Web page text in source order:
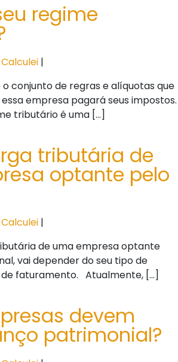
regime
|
conjunto de regras e alíquotas que
empresa pagará seus impostos.
tributário é uma […]
tributária de
optante pelo
|
de uma empresa optante
vai depender do seu tipo de
faturamento. Atualmente, […]
devem
patrimonial?